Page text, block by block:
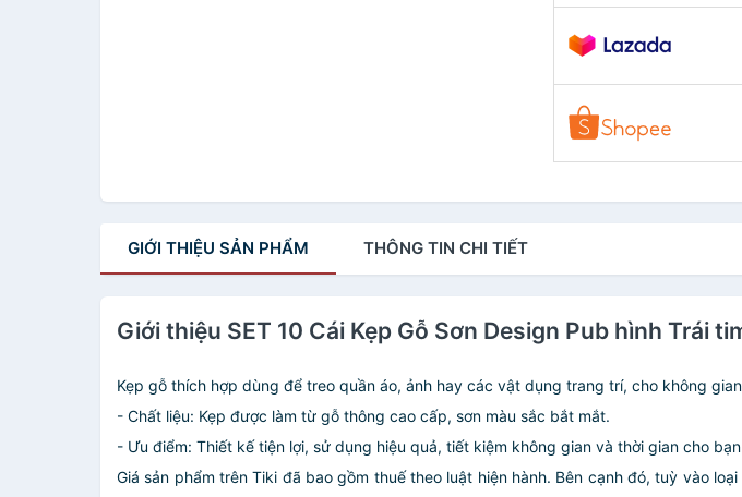
GIỚI THIỆU SẢN PHẨM THÔNG TIN CHI TIẾT
Giới thiệu SET 10 Cái Kẹp Gỗ Sơn Design Pub hình Trái
Kẹp gỗ thích hợp dùng để treo quần áo, ảnh hay các vật dụng trang trí, cho không
- Chất liệu: Kẹp được làm từ gỗ thông cao cấp, sơn màu sắc bắt mắt.
- Ưu điểm: Thiết kế tiện lợi, sử dụng hiệu quả, tiết kiệm không gian và thời gian cho
Giá sản phẩm trên Tiki đã bao gồm thuế theo luật hiện hành. Bên cạnh đó, tuỳ vào